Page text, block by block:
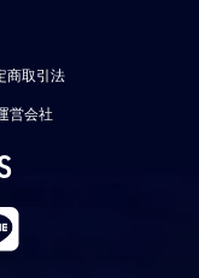
商取引法
営会社